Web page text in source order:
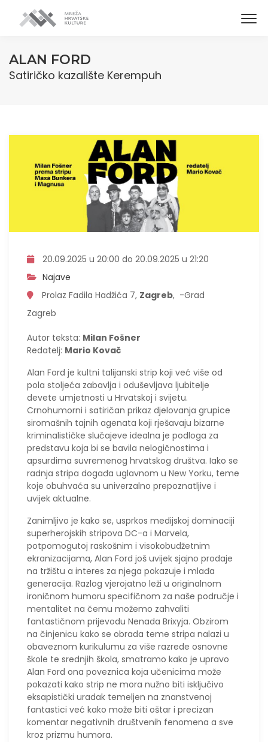
ALAN FORD
Satiričko kazalište Kerempuh
20.09.2025 u 20:00 do 20.09.2025 u 21:20
Najave
Prolaz Fadila Hadžića 7, Zagreb, -Grad
Zagreb
Autor teksta: Milan Fošner
Redatelj: Mario Kovač
Alan Ford je kultni talijanski strip koji već više od
pola stoljeća zabavlja i oduševljava ljubitelje
devete umjetnosti u Hrvatskoj i svijetu.
Crnohumorni i satiričan prikaz djelovanja grupice
siromašnih tajnih agenata koji rješavaju bizarne
kriminalističke slučajeve idealna je podloga za
predstavu koja bi se bavila nelogičnostima i
apsurdima suvremenog hrvatskog društva. Iako se
radnja stripa događa uglavnom u New Yorku, teme
koje obuhvaća su univerzalno prepoznatljive i
uvijek aktualne.
Zanimljivo je kako se, usprkos medijskoj dominaciji
superherojskih stripova DC-a i Marvela,
potpomogutoj raskošnim i visokobudžetnim
ekranizacijama, Alan Ford još uvijek sjajno prodaje
na tržištu a interes za njega pokazuje i mlađa
generacija. Razlog vjerojatno leži u originalnom
ironičnom humoru specifičnom za naše područje i
mentalitet na čemu možemo zahvaliti
fantastičnom prijevodu Nenada Brixyja. Obzirom
na činjenicu kako se obrada teme stripa nalazi u
obaveznom kurikulumu za više razrede osnovne
škole te srednjih škola, smatramo kako je upravo
Alan Ford ona poveznica koja učenicima može
pokazati kako strip ne mora nužno biti isključivo
eksapistički uradak temeljen na znanstvenoj
fantastici već kako može biti oštar i precizan
komentar negativnih društvenih fenomena a sve
kroz prizmu humora.